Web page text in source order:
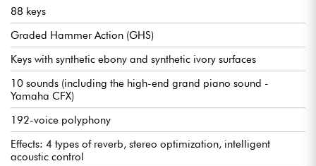
88 keys
Graded Hammer Action (GHS)
Keys with synthetic ebony and synthetic ivory surfaces
10 sounds (including the high-end grand piano sound -
Yamaha CFX)
192-voice polyphony
Effects: 4 types of reverb, stereo optimization, intelligent
acoustic control